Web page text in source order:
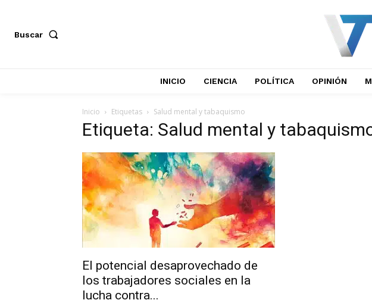
Buscar
INICIO CIENCIA POLÍTICA OPINIÓN
Inicio Etiquetas Salud mental y tabaquismo
Etiqueta: Salud mental y
El potencial desaprovechado de
los trabajadores sociales en la
lucha contra...